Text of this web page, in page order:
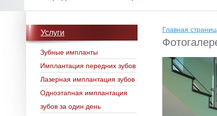
Главная
Услуги
Зубные импланты
Имплантация передних зубов
Лазерная имплантация зубов
Одноэтапная имплантация
зубов за один день